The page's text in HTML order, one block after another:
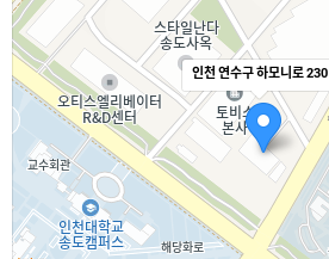
인천 연수구 하모니로 230